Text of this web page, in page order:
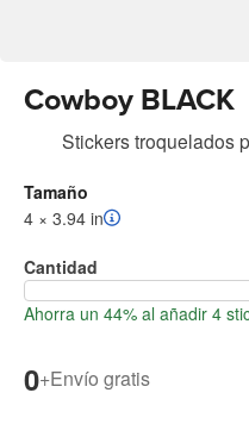
Cowboy BLACK
Stickers troquelados
Tamaño
4 × 3.94 in
Cantidad
Ahorra un 44% al añadir 4
0+Envío gratis